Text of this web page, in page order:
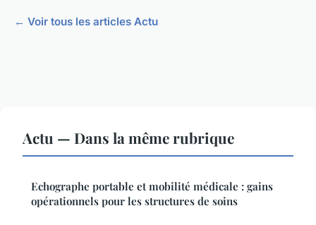
← Voir tous les articles Actu
Actu — Dans la même rubrique
Echographe portable et mobilité médicale : gains
opérationnels pour les structures de soins